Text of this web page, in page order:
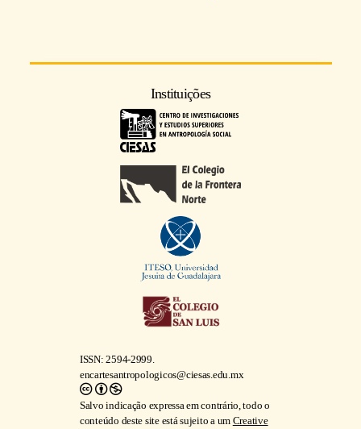
Instituições
ISSN: 2594-2999.
encartesantropologicos@ciesas.edu.mx
Salvo indicação expressa em contrário, todo o
conteúdo deste site está sujeito a um Creative